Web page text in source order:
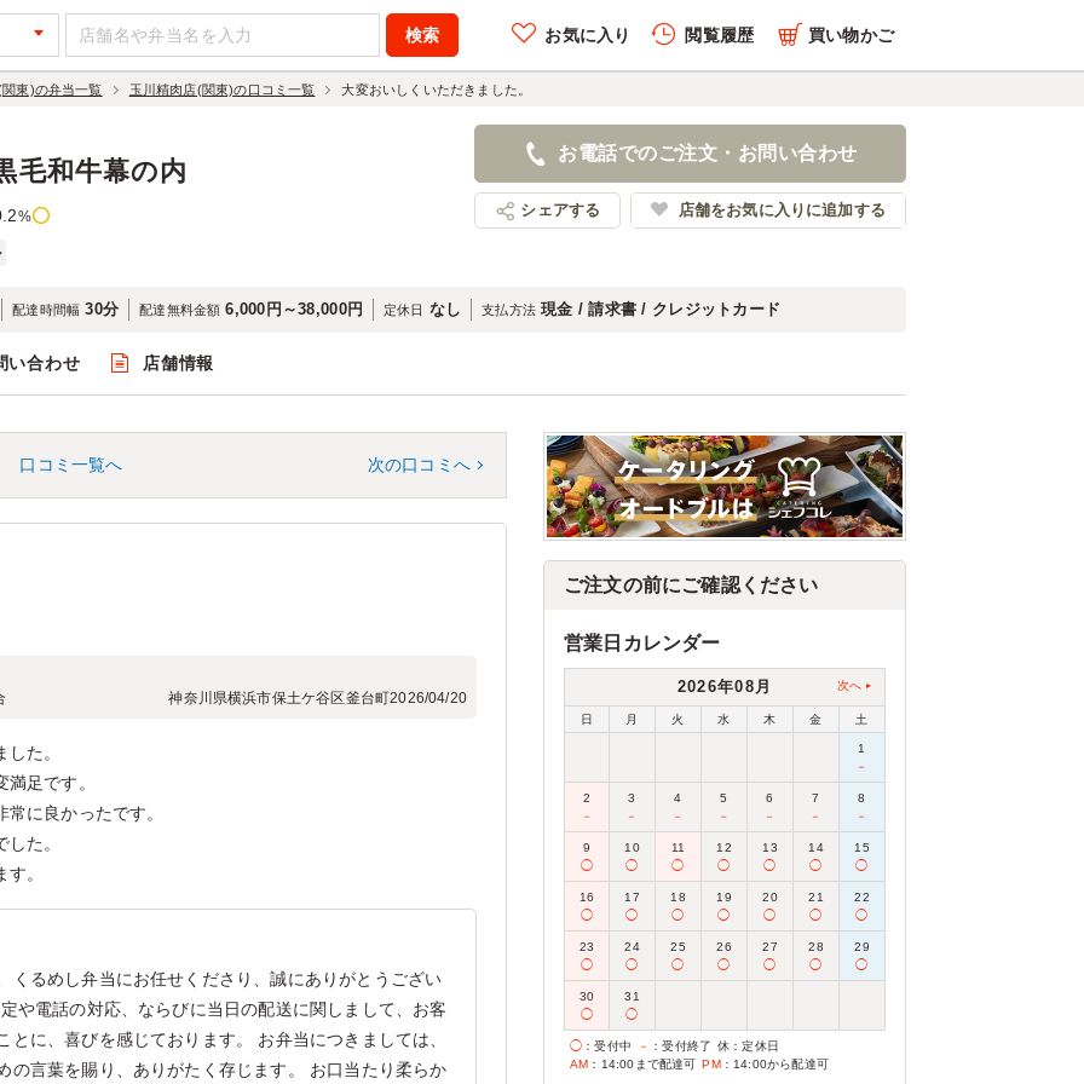
お気に入り 閲覧履歴 買い物かご
東)の弁当一覧 玉川精肉店(関東)の口コミ一覧 大変おいしくいただきました。
毛和牛幕の内
%
お電話でのご注文・お問い合わせ
シェアする 店舗をお気に入りに追加する
配達時間幅 30分 配達無料金額 6,000円～38,000円 定休日 なし 支払方法 現金 / 請求書 / クレジットカード
い合わせ 店舗情報
口コミ一覧へ 次の口コミへ
神奈川県横浜市保土ケ谷区釜台町2026/04/20
た。
足です。
に良かったです。
た。
。
くるめし弁当にお任せくださり、誠にありがとうござい
や電話の対応、ならびに当日の配送に関しまして、お客
に、喜びを感じております。 お弁当につきましては、
の言葉を賜り、ありがたく存じます。 お口当たり柔らか
ご注文の前にご確認ください
営業日カレンダー
2026年08月 次へ
日 月 火 水 木 金 土
1
－
2
－
3
－
4
－
5
－
6
－
7
－
8
－
9
◯
10
◯
11
◯
12
◯
13
◯
14
◯
15
◯
16
◯
17
◯
18
◯
19
◯
20
◯
21
◯
22
◯
23
◯
24
◯
25
◯
26
◯
27
◯
28
◯
29
◯
30
◯
31
◯
◯ ：受付中 － ：受付終了 休 ：定休日
AM ：14:00まで配達可 PM：14:00から配達可